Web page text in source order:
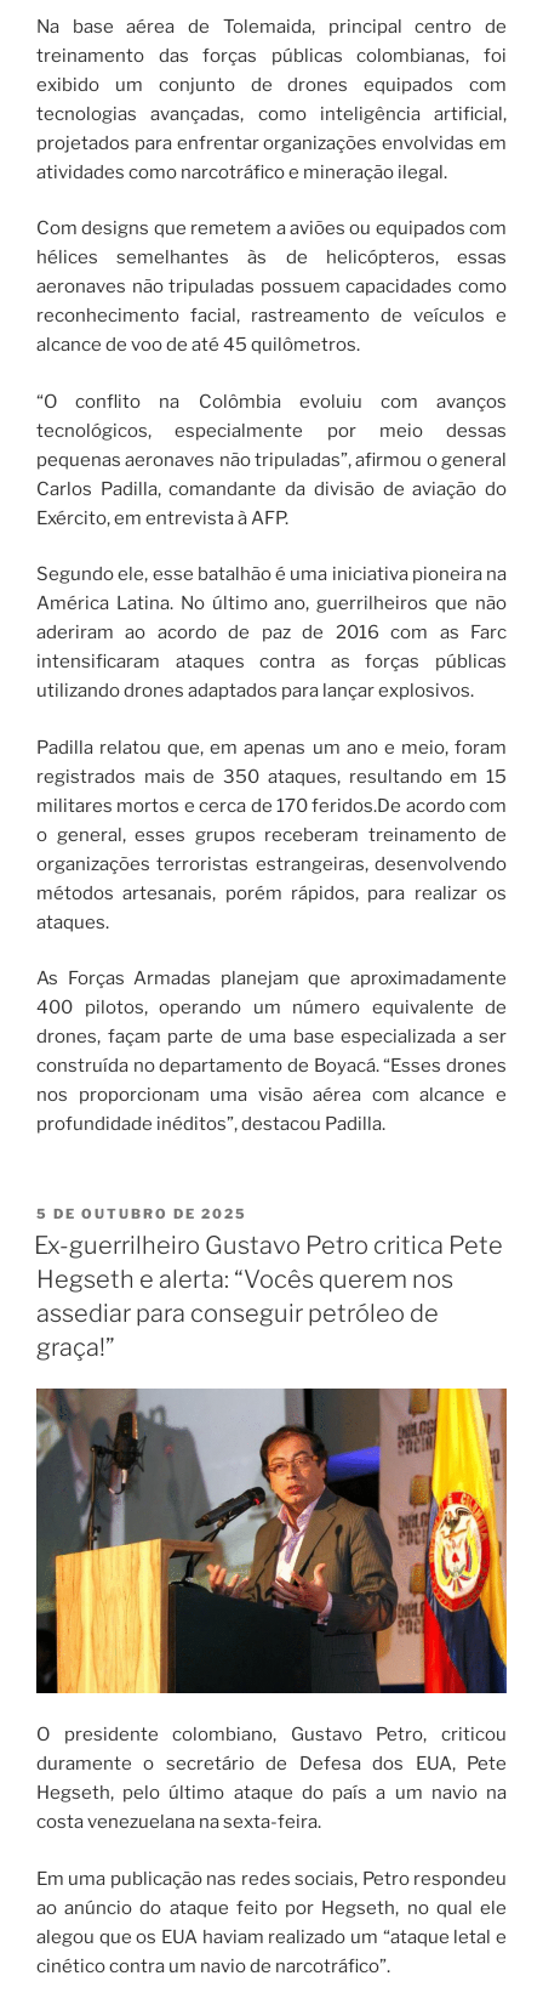
Na base aérea de Tolemaida, principal centro de
treinamento das forças públicas colombianas, foi
exibido um conjunto de drones equipados com
tecnologias avançadas, como inteligência artificial,
projetados para enfrentar organizações envolvidas em
atividades como narcotráfico e mineração ilegal.
Com designs que remetem a aviões ou equipados com
hélices semelhantes às de helicópteros, essas
aeronaves não tripuladas possuem capacidades como
reconhecimento facial, rastreamento de veículos e
alcance de voo de até 45 quilômetros.
“O conflito na Colômbia evoluiu com avanços
tecnológicos, especialmente por meio dessas
pequenas aeronaves não tripuladas”, afirmou o general
Carlos Padilla, comandante da divisão de aviação do
Exército, em entrevista à AFP.
Segundo ele, esse batalhão é uma iniciativa pioneira na
América Latina. No último ano, guerrilheiros que não
aderiram ao acordo de paz de 2016 com as Farc
intensificaram ataques contra as forças públicas
utilizando drones adaptados para lançar explosivos.
Padilla relatou que, em apenas um ano e meio, foram
registrados mais de 350 ataques, resultando em 15
militares mortos e cerca de 170 feridos.De acordo com
o general, esses grupos receberam treinamento de
organizações terroristas estrangeiras, desenvolvendo
métodos artesanais, porém rápidos, para realizar os
ataques.
As Forças Armadas planejam que aproximadamente
400 pilotos, operando um número equivalente de
drones, façam parte de uma base especializada a ser
construída no departamento de Boyacá. “Esses drones
nos proporcionam uma visão aérea com alcance e
profundidade inéditos”, destacou Padilla.
5 DE OUTUBRO DE 2025
Ex-guerrilheiro Gustavo Petro critica Pete
Hegseth e alerta: “Vocês querem nos
assediar para conseguir petróleo de
graça!”
O presidente colombiano, Gustavo Petro, criticou
duramente o secretário de Defesa dos EUA, Pete
Hegseth, pelo último ataque do país a um navio na
costa venezuelana na sexta-feira.
Em uma publicação nas redes sociais, Petro respondeu
ao anúncio do ataque feito por Hegseth, no qual ele
alegou que os EUA haviam realizado um “ataque letal e
cinético contra um navio de narcotráfico”.